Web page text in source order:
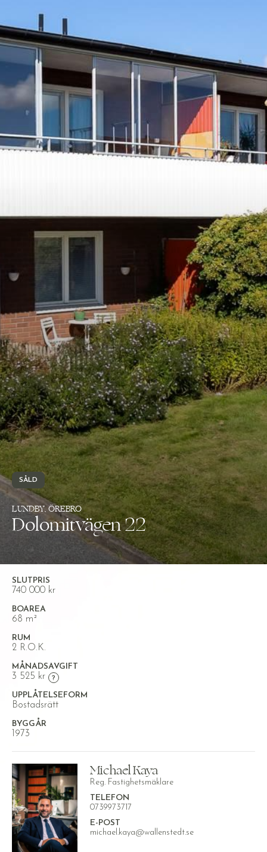
SÅLD
LUNDBY, ÖREBRO
Dolomitvägen 22
SLUTPRIS
740 000 kr
BOAREA
68 m²
RUM
2 R.O.K.
MÅNADSAVGIFT
3 525 kr
UPPLÅTELSEFORM
Bostadsrätt
BYGGÅR
1973
Michael Kaya
Reg. Fastighetsmäklare
TELEFON
0739973717
E-POST
michael.kaya@wallenstedt.se